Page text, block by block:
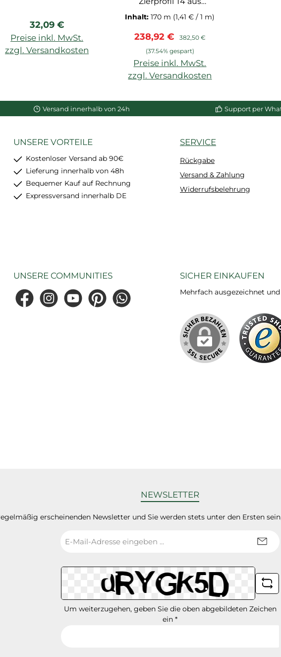
Regulärer Preis:
32,09 €
Preise inkl. MwSt.
zzgl. Versandkosten
extrudiertem PS-
vorgrundiert, für
Wand- und
Deckenabschluss NMC
T 4
Inhalt:170 m (1,41 € / 1 m)
Verkaufspreis:
238,92 € Regulärer Preis:
382,50 €
(37.54% gespart)
Preise inkl. MwSt.
zzgl. Versandkosten
Versand innerhalb von 24h Support per
UNSERE VORTEILE
Kostenloser Versand ab 90€
Lieferung innerhalb von 48h
Bequemer Kauf auf Rechnung
Expressversand innerhalb DE
SERVICE
Rückgabe
Versand & Zahlung
Widerrufsbelehrung
UNSERE COMMUNITIES
FacebookInstagramYouTubePinterestWhatsApp
SICHER EINKAUFEN
Mehrfach ausgezeichnet
NEWSLETTER
erscheinenden Newsletter und Sie werden stets unter den Ersten
Mail-
*
Um weiterzugehen, geben Sie die oben abgebildeten Zeichen
ein *